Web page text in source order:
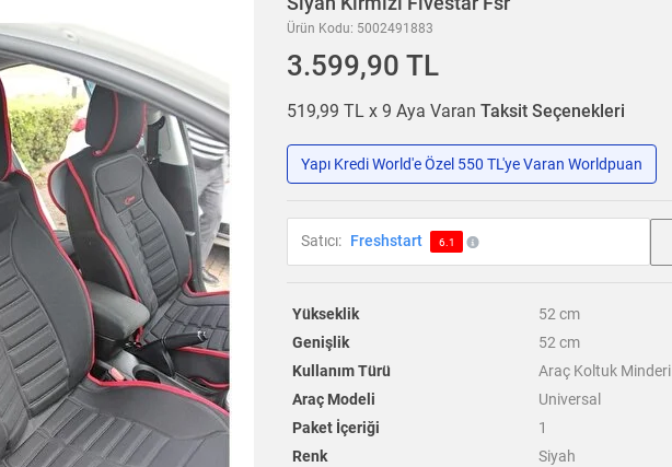
Ürün Kodu: 5002491883
3.599,90 TL
519,99 TL x 9 Aya Varan Taksit Seçenekleri
Yapı Kredi World'e Özel 550 TL'ye Varan Worldpuan
Satıcı: Freshstart 6.1
Yükseklik 52 cm
Genişlik
52 cm
Kullanım Türü
Araç Koltuk Minderi
Araç Modeli
Universal
Paket İçeriği
1
Renk
Siyah